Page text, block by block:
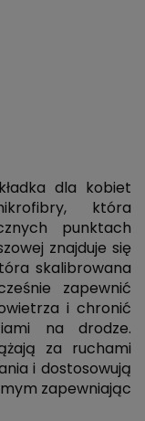
dla kobiet
która
punktach
znajduje się
skalibrowana
zapewnić
i chronić
na drodze.
za ruchami
i dostosowują
zapewniając